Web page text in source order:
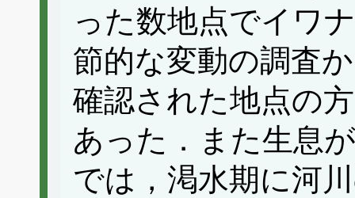
った数地点でイワ
節的な変動の調査
確認された地点の
あった．また生息
では，渇水期に河